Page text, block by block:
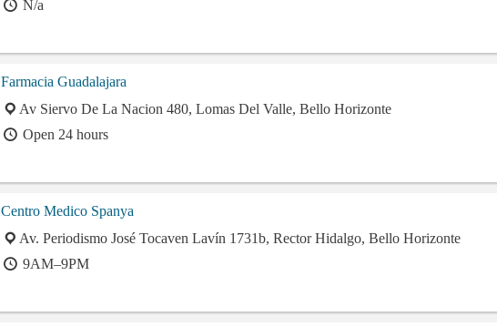
N/a
Farmacia Guadalajara
Av Siervo De La Nacion 480, Lomas Del Valle, Bello Horizonte
Open 24 hours
Centro Medico Spanya
Av. Periodismo José Tocaven Lavín 1731b, Rector Hidalgo, Bello Horizonte
9AM–9PM